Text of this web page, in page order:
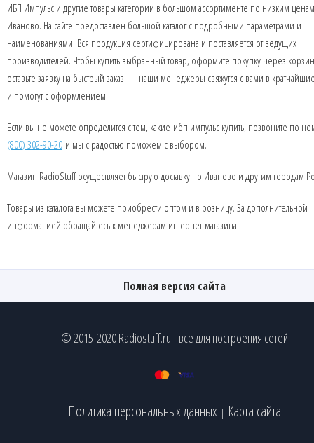
ИБП Импульс и другие товары категории в большом ассортименте по низким
Иваново. На сайте предоставлен большой каталог с подробными параметрами и
наименованиями. Вся продукция сертифицирована и поставляется от ведущих
производителей. Чтобы купить выбранный товар, оформите покупку через
оставьте заявку на быстрый заказ — наши менеджеры свяжутся с вами в
и помогут с оформлением.
Если вы не можете определится с тем, какие ибп импульс купить, позвоните по
(800) 302-90-20 и мы с радостью поможем с выбором.
Магазин RadioStuff осуществляет быструю доставку по Иваново и другим городам
Товары из каталога вы можете приобрести оптом и в розницу. За дополнительной
информацией обращайтесь к менеджерам интернет-магазина.
Полная версия сайта
© 2015-2020 Radiostuff.ru - все для построения сетей
Политика персональных данных | Карта сайта